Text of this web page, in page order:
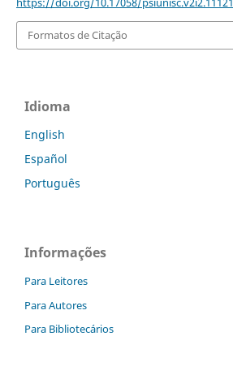
Formatos de Citação
Idioma
English
Español
Português
Informações
Para Leitores
Para Autores
Para Bibliotecários